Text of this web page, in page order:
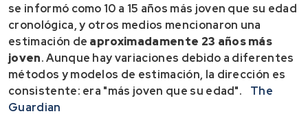
se informó como 10 a 15 años más joven que su edad
cronológica, y otros medios mencionaron una
estimación de aproximadamente 23 años más
joven. Aunque hay variaciones debido a diferentes
métodos y modelos de estimación, la dirección es
consistente: era "más joven que su edad".
The
Guardian